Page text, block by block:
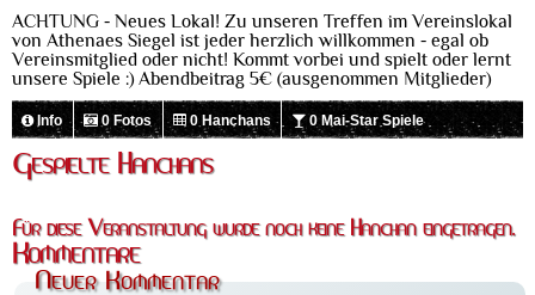
ACHTUNG - Neues Lokal! Zu unseren Treffen im Vereinslokal
von Athenaes Siegel ist jeder herzlich willkommen - egal ob
Vereinsmitglied oder nicht! Kommt vorbei und spielt oder lernt
unsere Spiele :) Abendbeitrag 5€ (ausgenommen Mitglieder)
Info 0 Fotos 0 Hanchans 0 Mai-Star Spiele
Gespielte Hanchans
Für diese Veranstaltung wurde noch keine Hanchan eingetragen.
Kommentare
Neuer Kommentar